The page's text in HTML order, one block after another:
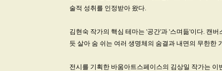
술적 성취를 인정받아 왔다.
김현숙 작가의 핵심 테마는 '공간'과 '스며듦'이다. 캔
듯 살아 숨 쉬는 여러 생명체의 숨결과 내면의 무한한
전시를 기획한 바움아트스페이스의 김상일 작가는